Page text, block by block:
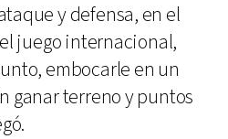
y defensa, en el
juego internacional,
embocarle en un
ganar terreno y puntos